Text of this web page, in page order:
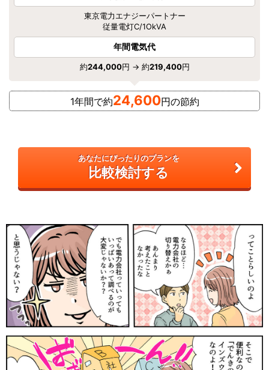
東京電力エナジーパートナー
従量電灯C/1OkVA
年間電気代
約244,000円 → 約219,400円
1年間で約24,600円の節約
あなたにぴったりのプランを
比較検討する